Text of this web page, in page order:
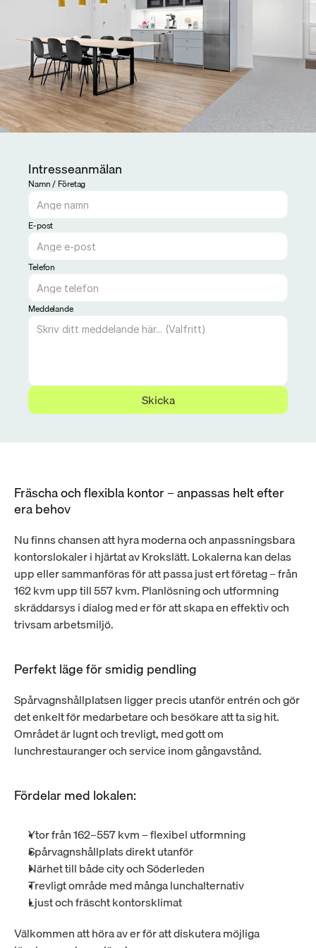
Intresseanmälan
Namn / Företag
E-post
Telefon
Meddelande
Skicka
Fräscha och flexibla kontor – anpassas helt efter
era behov
Nu finns chansen att hyra moderna och anpassningsbara
kontorslokaler i hjärtat av Krokslätt. Lokalerna kan delas
upp eller sammanföras för att passa just ert företag – från
162 kvm upp till 557 kvm. Planlösning och utformning
skräddarsys i dialog med er för att skapa en effektiv och
trivsam arbetsmiljö.
Perfekt läge för smidig pendling
Spårvagnshållplatsen ligger precis utanför entrén och gör
det enkelt för medarbetare och besökare att ta sig hit.
Området är lugnt och trevligt, med gott om
lunchrestauranger och service inom gångavstånd.
Fördelar med lokalen:
Ytor från 162–557 kvm – flexibel utformning
Spårvagnshållplats direkt utanför
Närhet till både city och Söderleden
Trevligt område med många lunchalternativ
Ljust och fräscht kontorsklimat
Välkommen att höra av er för att diskutera möjliga